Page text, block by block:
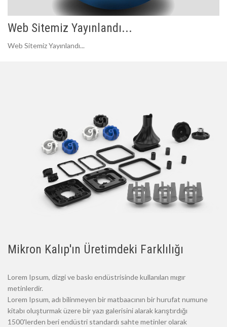
Web Sitemiz Yayınlandı...
Web Sitemiz Yayınlandı...
Mikron Kalıp'ın Üretimdeki Farklılığı
Lorem Ipsum, dizgi ve baskı endüstrisinde kullanılan mıgır
metinlerdir.
Lorem Ipsum, adı bilinmeyen bir matbaacının bir hurufat numune
kitabı oluşturmak üzere bir yazı galerisini alarak karıştırdığı
1500'lerden beri endüstri standardı sahte metinler olarak